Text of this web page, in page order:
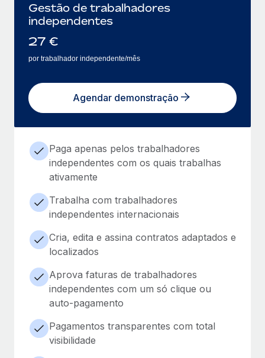
Gestão de trabalhadores
independentes
27 €
por trabalhador independente/mês
Agendar demonstração
Paga apenas pelos trabalhadores
independentes com os quais trabalhas
ativamente
Trabalha com trabalhadores
independentes internacionais
Cria, edita e assina contratos adaptados e
localizados
Aprova faturas de trabalhadores
independentes com um só clique ou
auto-pagamento
Pagamentos transparentes com total
visibilidade